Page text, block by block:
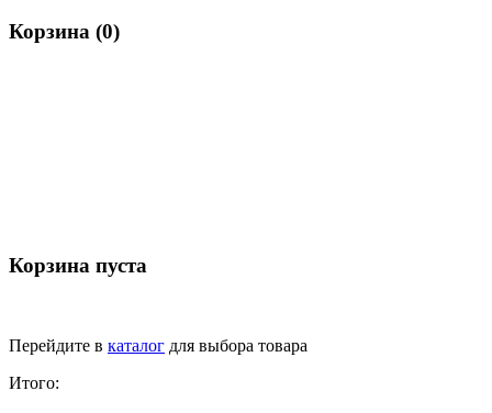
Корзина (0)
Корзина пуста
Перейдите в каталог для выбора товара
Итого: